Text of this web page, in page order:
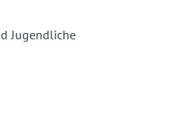
Jugendliche